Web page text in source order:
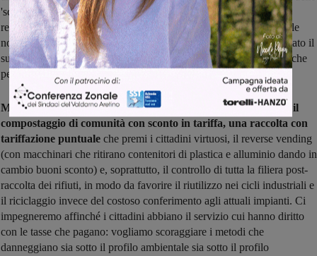
'scatolone' misto pubblico-privato Sei Toscana, secondo perché la
responsabilità ultima delle azioni del gestore sul territorio comunale
non può che ricadere sull'amministrazione, che non ha mai esercitato il
suo potere di controllo sull’operato del gestore, né ha attuato pratiche
per incentivare comportamenti virtuosi".
Montevarchi Alternativa espone la sua ricetta: "Proponiamo il
compostaggio di comunità con sconto in tariffa, una raccolta con
tariffazione puntuale che premi i cittadini virtuosi, il reverse vending
(con macchinari che ritirano contenitori di plastica e alluminio dando in
cambio buoni sconto) e, soprattutto, il controllo di tutta la filiera post-
raccolta dei rifiuti, in modo da favorire il riutilizzo nei cicli industriali e
il riciclaggio invece del costoso conferimento agli attuali impianti. Ci
impegneremo affinché i cittadini abbiano il servizio cui hanno diritto
con le tasse che pagano: vogliamo scoraggiare i metodi che
danneggiano sia sotto il profilo ambientale sia sotto il profilo